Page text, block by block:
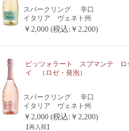
スパークリング
辛口
イタリア ヴェネト州
￥2,000 (税込:￥2,200)
ピッツォラート スプマンテ ロ
イ （ロゼ・発泡）
スパークリング
辛口
イタリア ヴェネト州
￥2,000 (税込:￥2,200)
【再入荷】